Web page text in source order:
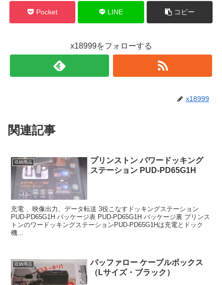
Pocket LINE コピー
x18999をフォローする
x18999
関連記事
収納用品
プリンストン パワードッキング
ステーション PUD-PD65G1H
充電 、映像出力、データ転送 3役こなすドッキングステーション
PUD-PD65G1H パッケージ表 PUD-PD65G1H パッケージ裏 プリンス
トンのワードッキングステーションPUD-PD65G1Hは充電とドック
機...
収納用品
バッファロー ケーブルボックス
（Lサイズ・ブラック）